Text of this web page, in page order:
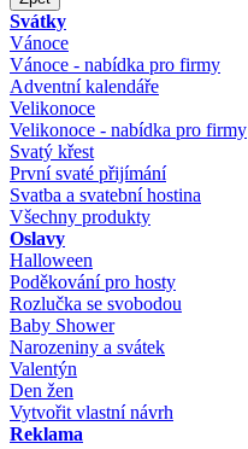
Svátky
Vánoce
Vánoce - nabídka pro firmy
Adventní kalendáře
Velikonoce
Velikonoce - nabídka pro firmy
Svatý křest
První svaté přijímání
Svatba a svatební hostina
Všechny produkty
Oslavy
Halloween
Poděkování pro hosty
Rozlučka se svobodou
Baby Shower
Narozeniny a svátek
Valentýn
Den žen
Vytvořit vlastní návrh
Reklama